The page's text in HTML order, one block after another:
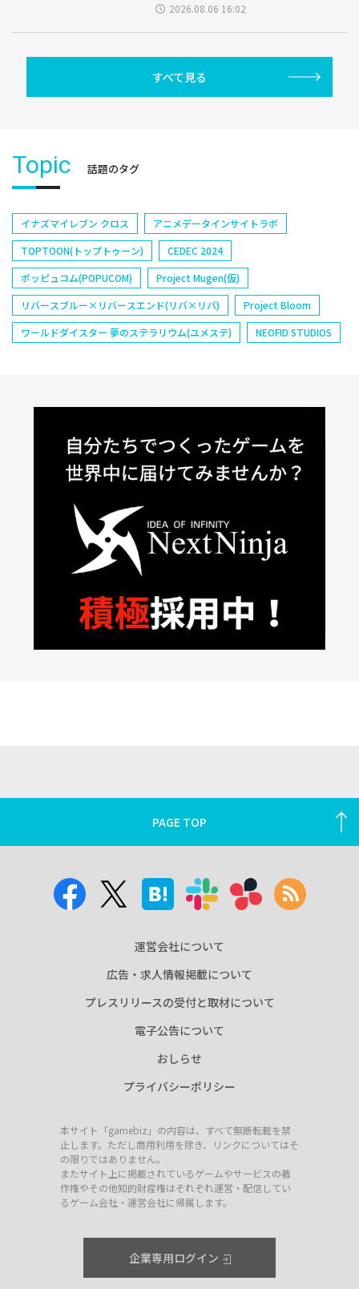
2026.08.06 16:02
すべて見る
Topic 話題のタグ
イナズマイレブン クロス
アニメデータインサイトラボ
TOPTOON(トップトゥーン)
CEDEC 2024
ポッピュコム(POPUCOM)
Project Mugen(仮)
リバースブルー×リバースエンド(リバ×リバ)
Project Bloom
ワールドダイスター 夢のステラリウム(ユメステ)
NEOFID STUDIOS
PAGE TOP
運営会社について
広告・求人情報掲載について
プレスリリースの受付と取材について
電子公告について
おしらせ
プライバシーポリシー
本サイト「gamebiz」の内容は、すべて無断転載を禁
止します。ただし商用利用を除き、リンクについてはそ
の限りではありません。
またサイト上に掲載されているゲームやサービスの著
作権やその他知的財産権はそれぞれ運営・配信してい
るゲーム会社・運営会社に帰属します。
企業専用ログイン